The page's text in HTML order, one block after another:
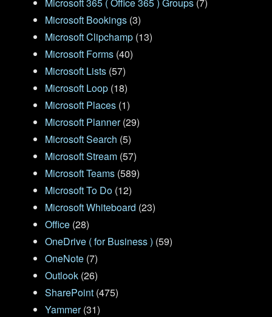
Microsoft Bookings (3)
Microsoft Clipchamp (13)
Microsoft Forms (40)
Microsoft Lists (57)
Microsoft Loop (18)
Microsoft Places (1)
Microsoft Planner(29)
Microsoft Search (5)
Microsoft Stream (57)
Microsoft Teams (589)
Microsoft To Do (12)
Microsoft Whiteboard (23)
Office (28)
OneDrive ( for Business ) (59)
OneNote (7)
Outlook (26)
SharePoint (475)
Yammer(31)